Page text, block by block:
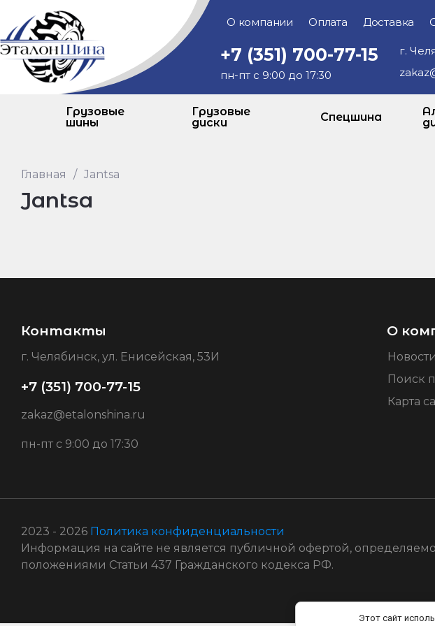
О компании Оплата Доставка
+7 (351) 700-77-15
пн-пт с 9:00 до 17:30
г.
Грузовые
шины
Грузовые
диски
Спецшина
Главная / Jantsa
Jantsa
Контакты
г. Челябинск, ул. Енисейская, 53И
+7 (351) 700-77-15
zakaz@etalonshina.ru
пн-пт c 9:00 до 17:30
О
Новости
Поиск
Карта
2023 - 2026 Политика конфиденциальности
Информация на сайте не является публичной офертой,
положениями Статьи 437 Гражданского кодекса РФ.
Этот сайт